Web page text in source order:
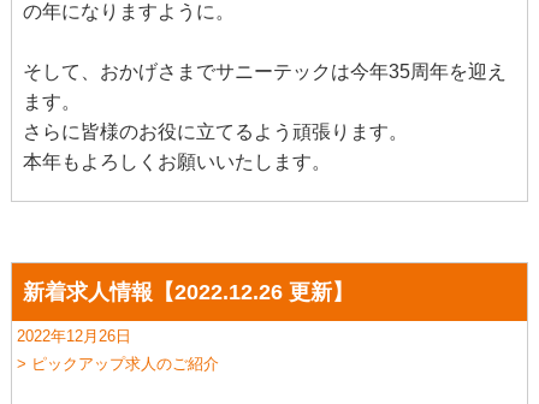
の年になりますように。
そして、おかげさまでサニーテックは今年35周年を迎え
ます。
さらに皆様のお役に立てるよう頑張ります。
本年もよろしくお願いいたします。
新着求人情報【2022.12.26 更新】
2022年12月26日
> ピックアップ求人のご紹介